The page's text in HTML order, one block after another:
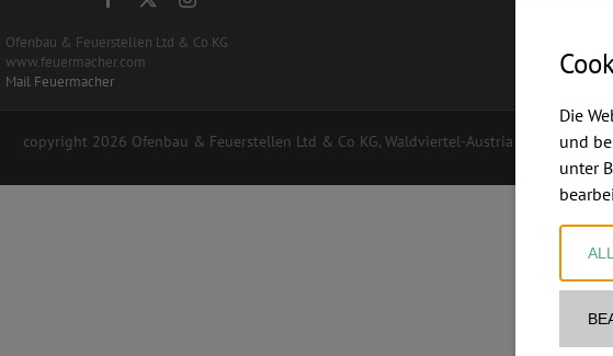
Ofenbau & Feuerstellen Ltd & Co KG
www.feuermacher.com
Mail Feuermacher
copyright 2026 Ofenbau & Feuerstellen Ltd & Co KG, Waldviertel-Austria | Powered by
Die
und
unter